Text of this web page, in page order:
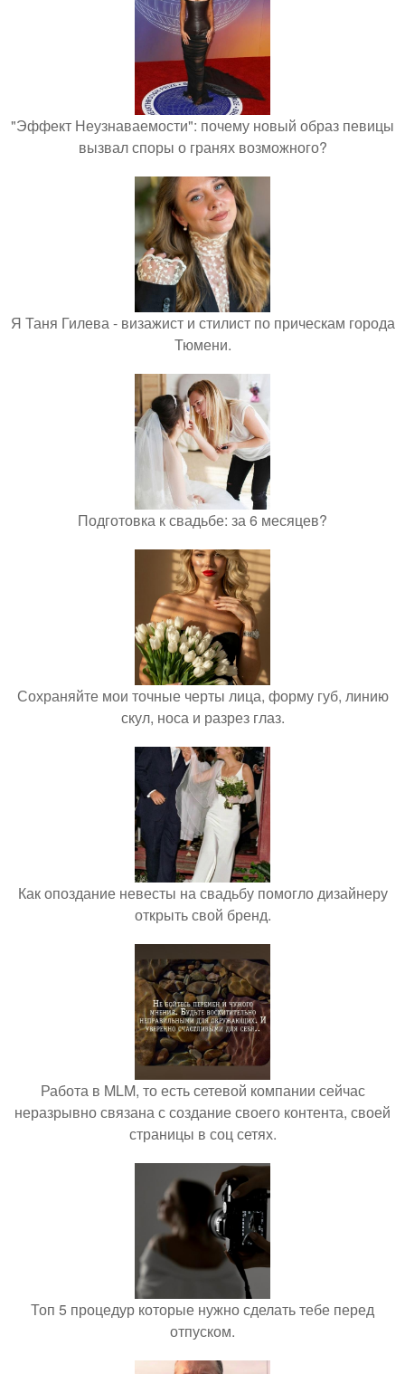
"Эффект Неузнаваемости": почему новый образ певицы
вызвал споры о гранях возможного?
Я Таня Гилева - визажист и стилист по прическам города
Тюмени.
Подготовка к свадьбе: за 6 месяцев?
Сохраняйте мои точные черты лица, форму губ, линию
скул, носа и разрез глаз.
Как опоздание невесты на свадьбу помогло дизайнеру
открыть свой бренд.
Работа в MLM, то есть сетевой компании сейчас
неразрывно связана с создание своего контента, своей
страницы в соц сетях.
Топ 5 процедур которые нужно сделать тебе перед
отпуском.